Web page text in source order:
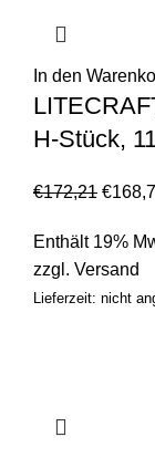
In den
H-Stück,
€172,21 €
Enthält 19%
zzgl. Versand
Lieferzeit: nicht